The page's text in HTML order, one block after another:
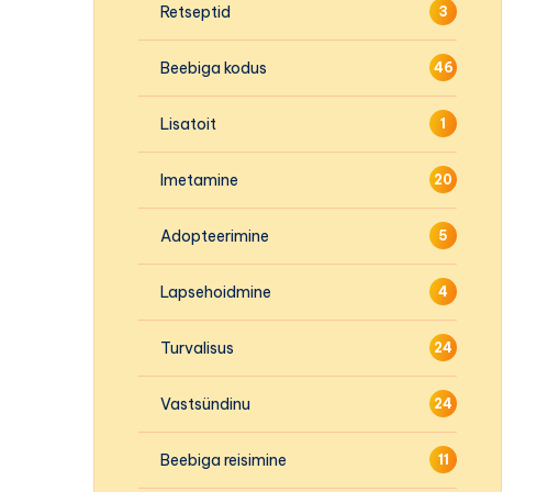
Retseptid 3
Beebiga kodus 46
Lisatoit 1
Imetamine 20
Adopteerimine 5
Lapsehoidmine 4
Turvalisus 24
Vastsündinu 24
Beebiga reisimine 11